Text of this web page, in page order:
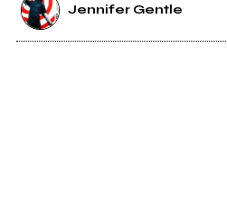
Jennifer Gentle